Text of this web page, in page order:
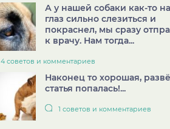
А у нашей собаки как-то
глаз сильно слезиться и
покраснел, мы сразу
к врачу. Нам тогда...
4 советов и комментариев
Наконец то хорошая,
статья попалась!...
1 советов и комментариев